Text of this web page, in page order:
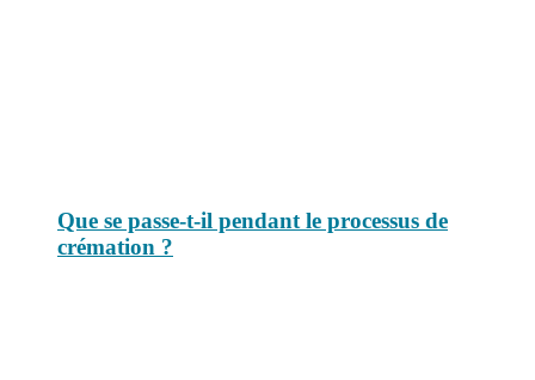
Que se passe-t-il pendant le processus de
crémation ?